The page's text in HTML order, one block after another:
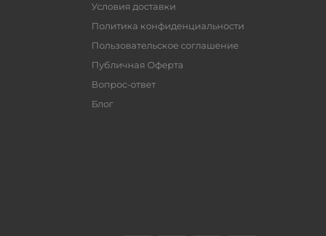
Условия доставки
Политика конфиденциальности
Пользовательское соглашение
Публичная Оферта
Вопрос-ответ
Блог